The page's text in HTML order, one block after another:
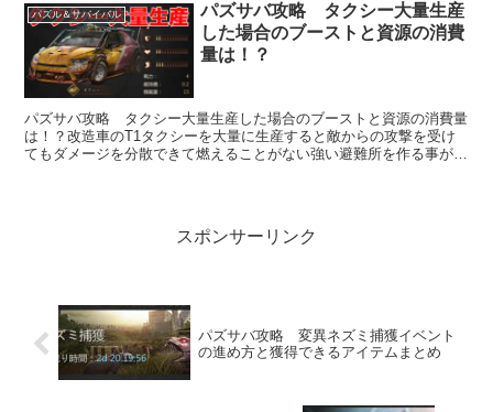
パズル＆サバイバル
パズサバ攻略 タクシー大量生産
した場合のブーストと資源の消費
量は！？
パズサバ攻略 タクシー大量生産した場合のブーストと資源の消費量
は！？改造車のT1タクシーを大量に生産すると敵からの攻撃を受け
てもダメージを分散できて燃えることがない強い避難所を作る事がで
スポンサーリンク
パズサバ攻略 変異ネズミ捕獲イベント
の進め方と獲得できるアイテムまとめ